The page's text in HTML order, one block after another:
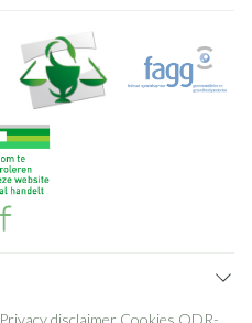
Privacy disclaimer Cookies ODR-